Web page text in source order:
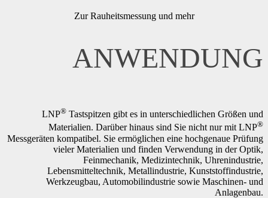
Zur Rauheitsmessung und mehr
ANWENDUNG
LNP® Tastspitzen gibt es in unterschiedlichen Größen und
Materialien. Darüber hinaus sind Sie nicht nur mit LNP®
Messgeräten kompatibel. Sie ermöglichen eine hochgenaue Prüfung
vieler Materialien und finden Verwendung in der Optik,
Feinmechanik, Medizintechnik, Uhrenindustrie,
Lebensmitteltechnik, Metallindustrie, Kunststoffindustrie,
Werkzeugbau, Automobilindustrie sowie Maschinen- und
Anlagenbau.